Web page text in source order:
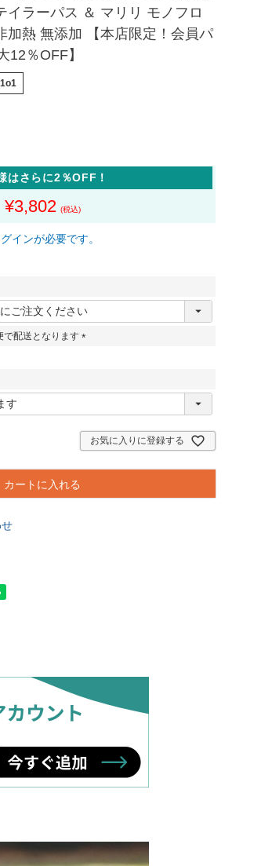
イラーパス ＆ マリリ モノフロ
加熱 無添加 【本店限定！会員パ
12％OFF】
はさらに2％OFF！
¥3,802
インが必要です。
で配送となります
)
お気に入りに登録する
カートに入れる